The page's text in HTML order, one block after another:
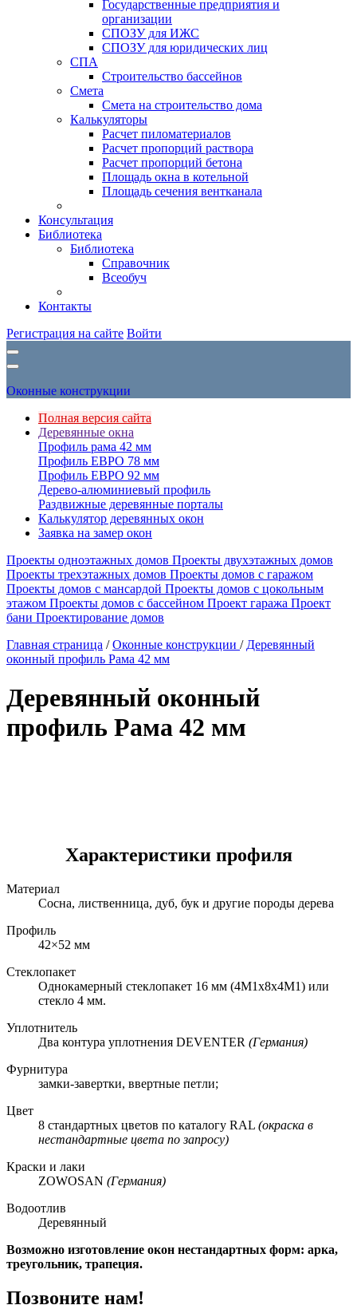
Государственные предприятия и
организации
СПОЗУ для ИЖС
СПОЗУ для юридических лиц
СПА
Строительство бассейнов
Смета
Смета на строительство дома
Калькуляторы
Расчет пиломатериалов
Расчет пропорций раствора
Расчет пропорций бетона
Площадь окна в котельной
Площадь сечения вентканала
Консультация
Библиотека
Библиотека
Справочник
Всеобуч
Контакты
Регистрация на сайте Войти
Оконные конструкции
Полная версия сайта
Деревянные окна
Профиль рама 42 мм
Профиль ЕВРО 78 мм
Профиль ЕВРО 92 мм
Дерево-алюминиевый профиль
Раздвижные деревянные порталы
Калькулятор деревянных окон
Заявка на замер окон
Проекты одноэтажных домов Проекты двухэтажных домов
Проекты трехэтажных домов Проекты домов с гаражом
Проекты домов с мансардой Проекты домов с цокольным
этажом Проекты домов с бассейном Проект гаража Проект
бани Проектирование домов
Главная страница / Оконные конструкции / Деревянный
оконный профиль Рама 42 мм
Деревянный оконный
профиль Рама 42 мм
Характеристики профиля
Материал
Сосна, лиственница, дуб, бук и другие породы дерева
Профиль
42×52 мм
Стеклопакет
Однокамерный стеклопакет 16 мм (4М1х8х4М1) или
стекло 4 мм.
Уплотнитель
Два контура уплотнения DEVENTER (Германия)
Фурнитура
замки-завертки, ввертные петли;
Цвет
8 стандартных цветов по каталогу RAL (окраска в
нестандартные цвета по запросу)
Краски и лаки
ZOWOSAN (Германия)
Водоотлив
Деревянный
Возможно изготовление окон нестандартных форм: арка,
треугольник, трапеция.
Позвоните нам!